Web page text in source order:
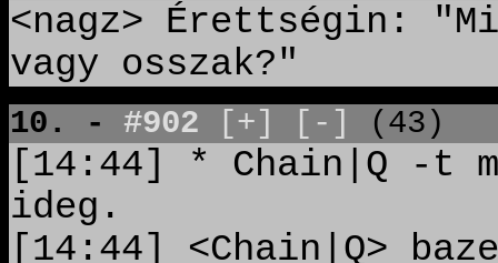
<nagz> Érettségin:
vagy osszak?"
10. - #902 [+] [-] (43)
[14:44] * Chain|Q -t
ideg.
[14:44] <Chain|Q>